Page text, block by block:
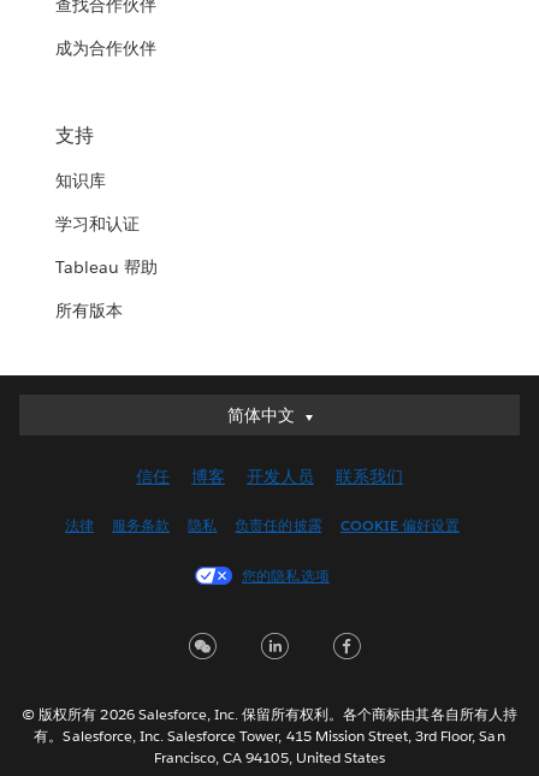
查找合作伙伴
成为合作伙伴
支持
知识库
学习和认证
Tableau 帮助
所有版本
简体中文
简体中文
English (UK)
Français (Canada)
Italiano
한국어
Nederlands
信任 博客 开发人员 联系我们
法律 服务条款 隐私 负责任的披露 COOKIE 偏好设置
您的隐私选项
© 版权所有 2026 Salesforce, Inc. 保留所有权利。各个商标由其各自所有人持
有。Salesforce, Inc. Salesforce Tower, 415 Mission Street, 3rd Floor, San
Francisco, CA 94105, United States